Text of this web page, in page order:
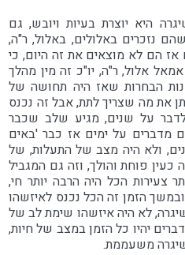
היא יוצרת בעיות ויובש, גם
נזכרים באלולים, באלול, ר"ה,
אז הם לא מוצאים את זה היום, כי
אלול, ר"ה, יו"כ זה מין מהלך
הבחרות שאז היה תחושה של
את מה שצריך לתת, אבל זה נכנס
לדבר על שנים, מגיע שלב שכבר
מדברים על ימים אז כבר 'באים
ולא היה מצב של התעלות, של
פוחת והולך, וזה גם המגביל
צעירות הכל היה הרבה יותר חי,
הזמן זה הכל נכנס לאיזשהו
לא היה איזשהו שימת לב של
יהיו כל הזמן במצב של חיות,
משעממת.